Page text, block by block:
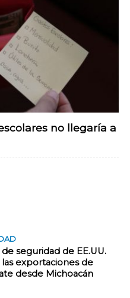
no llegaría a
seguridad de EE.UU.
las exportaciones de
desde Michoacán